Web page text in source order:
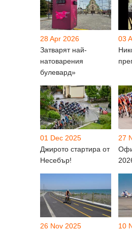
28 Apr 2026
Затварят най-
натоварения
булевард»
03
01 Dec 2025
Джирото стартира от
Несебър!
27
26 Nov 2025
10